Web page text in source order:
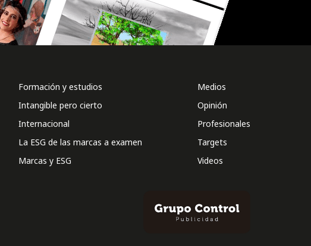
Formación y estudios
Intangible pero cierto
Internacional
La ESG de las marcas a examen
Marcas y ESG
Medios
Opinión
Profesionales
Targets
Videos